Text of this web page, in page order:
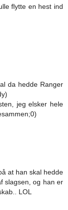
flytte en hest ind
da hedde Ranger
jeg elsker hele
at han skal hedde
slagsen, og han er
LOL